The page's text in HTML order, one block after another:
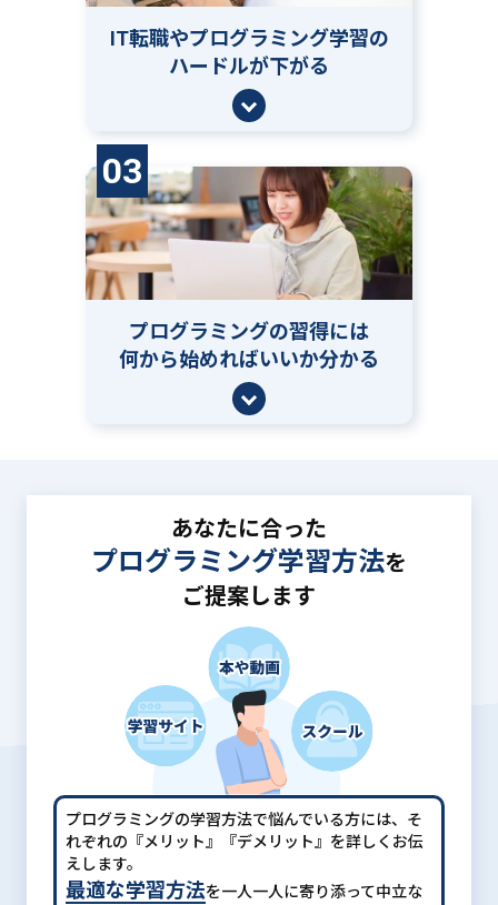
IT転職やプログラミング学習の
ハードルが下がる
03
プログラミングの習得には
何から始めればいいか分かる
あなたに合った
プログラミング学習方法を
ご提案します
プログラミングの学習方法で悩んでいる方には、 そ
れぞれの『メリット』『デメリット』を詳しくお伝
えします。
最適な学習方法を一人一人に寄り添って中立な